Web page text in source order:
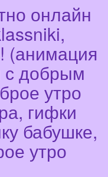
онлайн
(анимация
с добрым
утро
гифки
бабушке,
утро